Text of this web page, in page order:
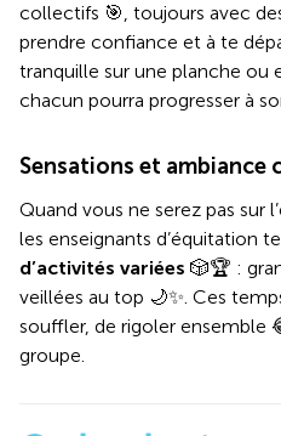
collectifs 🎯, toujours avec
prendre confiance et à te
tranquille sur une planche ou
chacun pourra progresser à
Sensations et ambiance
Quand vous ne serez pas sur
les enseignants d’équitation
d’activités variées 🎲🏆 :
veillées au top 🌙✨. Ces
souffler, de rigoler ensemble
groupe.